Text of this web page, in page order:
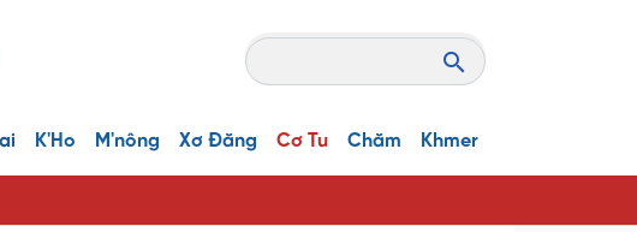
K'Ho M'nông Xơ Đăng Cơ Tu Chăm Khmer